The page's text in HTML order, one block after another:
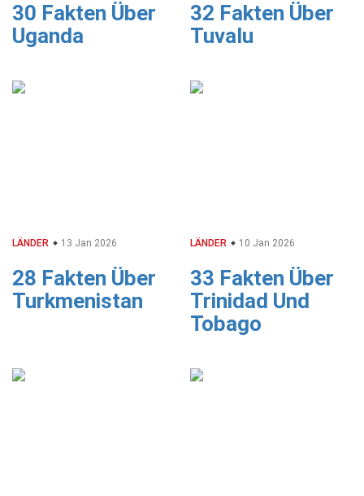
30 Fakten Über
Uganda
32 Fakten Über
Tuvalu
LÄNDER 13 Jan 2026
28 Fakten Über
Turkmenistan
LÄNDER 10 Jan 2026
33 Fakten Über
Trinidad Und
Tobago